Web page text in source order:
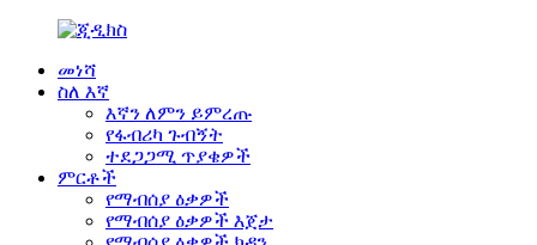
መነሻ
ስለ እኛ
እኛን ለምን ይምረጡ
የፋብሪካ ጉብኝት
ተደጋጋሚ ጥያቄዎች
ምርቶች
የማብሰያ ዕቃዎች
የማብሰያ ዕቃዎች እጀታ